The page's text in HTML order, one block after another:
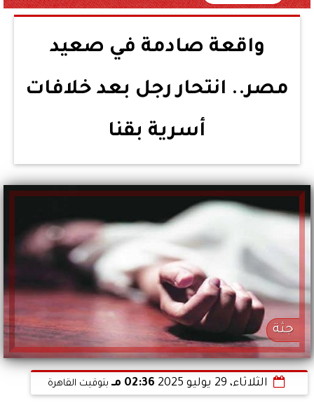
واقعة صادمة في صعيد
مصر.. انتحار رجل بعد خلافات
أسرية بقنا
جثة
الثلاثاء، 29 يوليو 2025 02:36 مـ بتوقيت القاهرة